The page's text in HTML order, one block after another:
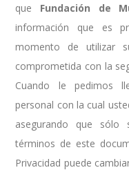
que Fundación de
información que es
momento de utilizar
comprometida con la
Cuando le pedimos
personal con la cual
asegurando que
términos de este
Privacidad puede